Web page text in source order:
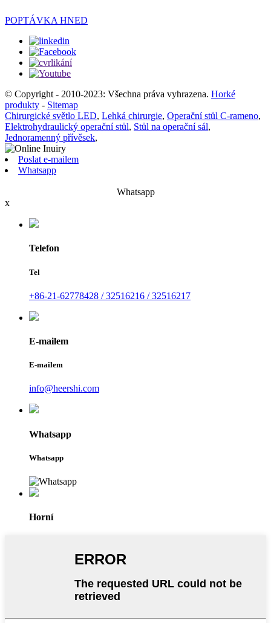
POPTÁVKA HNED
© Copyright - 2010-2023: Všechna práva vyhrazena. Horké
produkty - Sitemap
Chirurgické světlo LED, Lehká chirurgie, Operační stůl C-rameno,
Elektrohydraulický operační stůl, Stůl na operační sál,
Jednoramenný přívěsek,
Poslat e-mailem
Whatsapp
Whatsapp
x
Telefon
Tel
+86-21-62778428 / 32516216 / 32516217
E-mailem
E-mailem
info@heershi.com
Whatsapp
Whatsapp
Horní